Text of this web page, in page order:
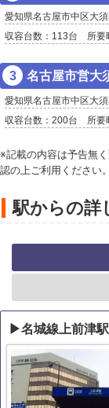
愛知県名古屋市中区大須
収容台数：113台 所要
名古屋市営大
愛知県名古屋市中区大
収容台数：200台 所要
※記載の内容は予告無
認の上ご利用ください。
駅からの詳
▶名城線上前津